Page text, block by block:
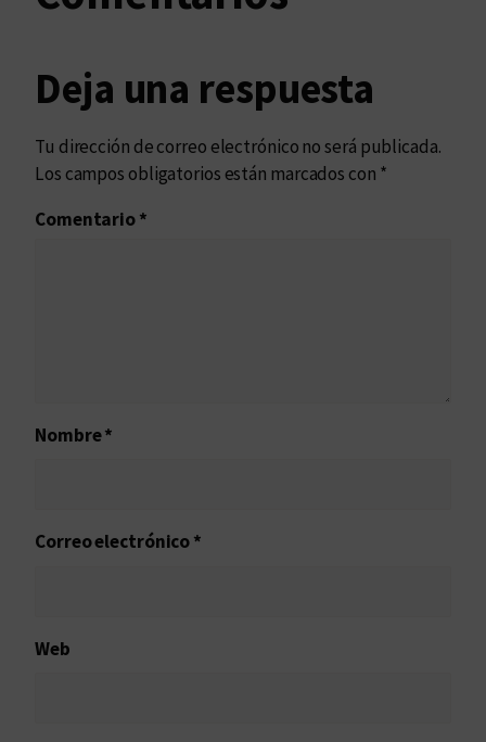
Deja una respuesta
Tu dirección de correo electrónico no será publicada.
Los campos obligatorios están marcados con *
Comentario*
Nombre*
Correo electrónico*
Web